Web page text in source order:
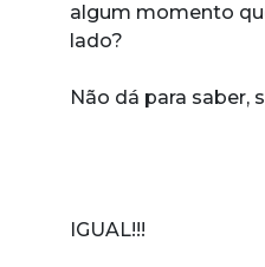
algum momento
lado?
Não dá para saber,
IGUAL!!!